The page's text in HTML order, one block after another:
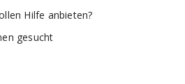
Hilfe anbieten?
gesucht